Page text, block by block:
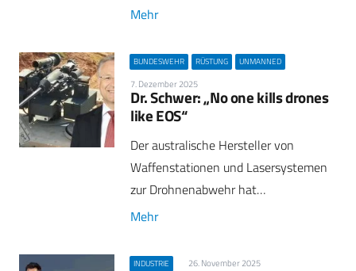
Mehr
BUNDESWEHR RÜSTUNG UNMANNED
7. Dezember 2025
Dr. Schwer: „No one kills drones
like EOS“
Der australische Hersteller von
Waffenstationen und Lasersystemen
zur Drohnenabwehr hat…
Mehr
INDUSTRIE 26. November 2025